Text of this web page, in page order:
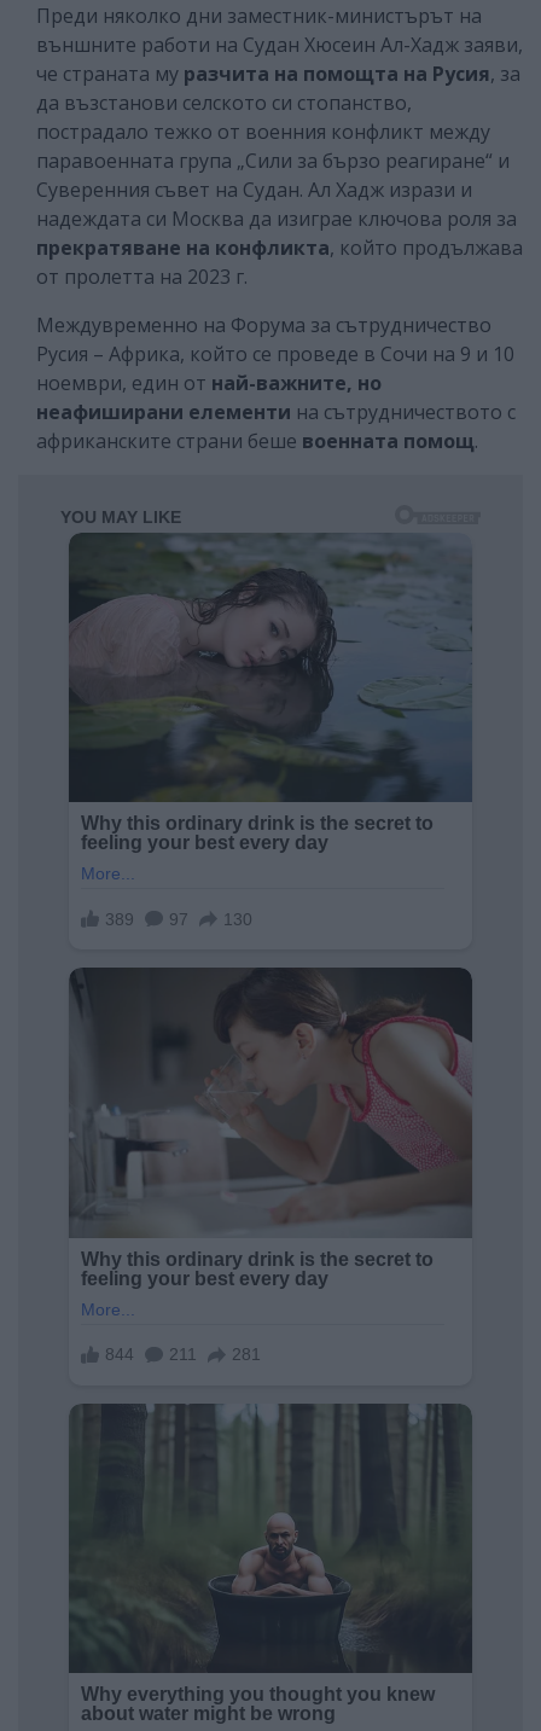
Преди няколко дни заместник-министърът на
външните работи на Судан Хюсеин Ал-Хадж заяви,
че страната му разчита на помощта на Русия, за
да възстанови селското си стопанство,
пострадало тежко от военния конфликт между
паравоенната група „Сили за бързо реагиране“ и
Суверенния съвет на Судан. Ал Хадж изрази и
надеждата си Москва да изиграе ключова роля за
прекратяване на конфликта, който продължава
от пролетта на 2023 г.
Междувременно на Форума за сътрудничество
Русия – Африка, който се проведе в Сочи на 9 и 10
ноември, един от най-важните, но
неафиширани елементи на сътрудничеството с
африканските страни беше военната помощ.